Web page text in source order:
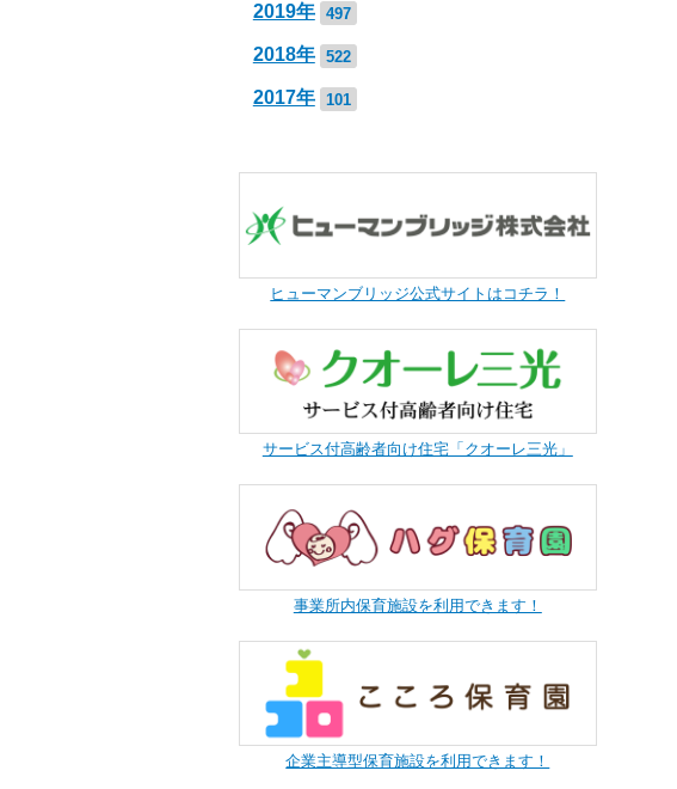
2019年 497
2018年 522
2017年 101
ヒューマンブリッジ公式サイトはコチラ！
サービス付高齢者向け住宅「クオーレ三光」
事業所内保育施設を利用できます！
企業主導型保育施設を利用できます！